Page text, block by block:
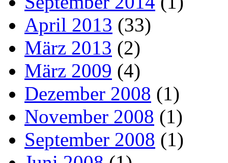
April 2013 (33)
März 2013 (2)
März 2009 (4)
Dezember 2008 (1)
November 2008 (1)
September 2008 (1)